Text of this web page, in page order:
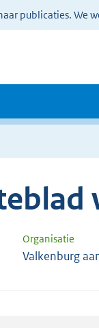
publicaties. We
Organisatie
Valkenburg